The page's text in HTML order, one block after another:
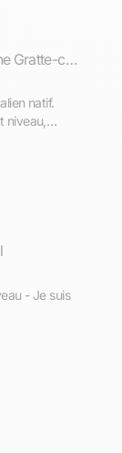
IUT Lyon 1 (site de Villeurbanne Gratte-ciel)
natif.
niveau,
- Je suis